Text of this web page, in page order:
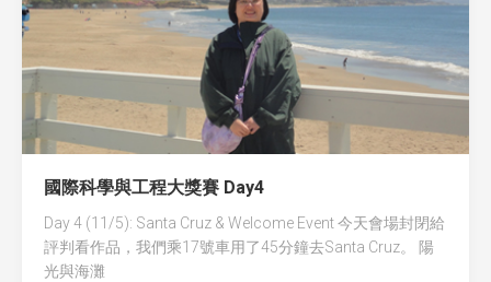
國際科學與工程大獎賽 Day4
Day 4 (11/5): Santa Cruz & Welcome Event 今天會場封閉給
評判看作品，我們乘17號車用了45分鐘去Santa Cruz。 陽
光與海灘